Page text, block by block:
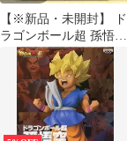
【※新品・未開封】 ド
ラゴンボール超 孫悟空
FES‼︎ 其之十 超サイヤ
人3孫悟空